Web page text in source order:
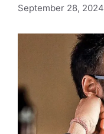
September 28, 2024